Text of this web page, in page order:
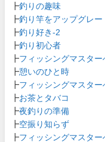
┣釣りの趣味
┣釣り竿をアップグレー
┣釣り好き-2
┣釣り初心者
┣フィッシングマスター
┣憩いのひと時
┣フィッシングマスター
┣お茶とタバコ
┣夜釣りの準備
┣空振り知らず
┣フィッシングマスター